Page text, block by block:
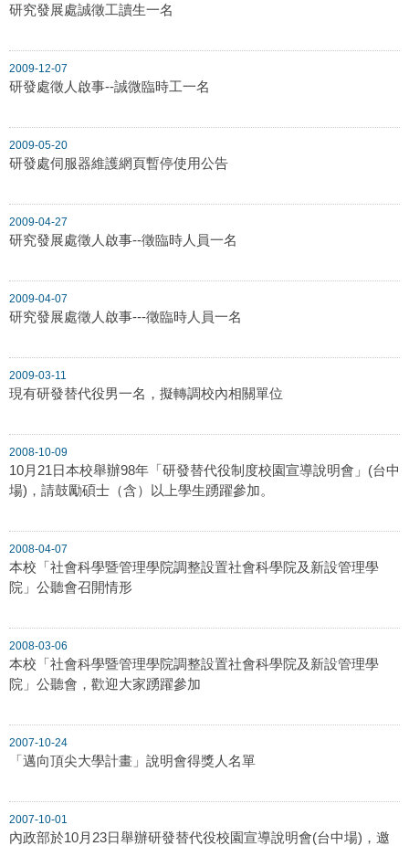
研究發展處誠徵工讀生一名
2009-12-07
研發處徵人啟事--誠微臨時工一名
2009-05-20
研發處伺服器維護網頁暫停使用公告
2009-04-27
研究發展處徵人啟事--徵臨時人員一名
2009-04-07
研究發展處徵人啟事---徵臨時人員一名
2009-03-11
現有研發替代役男一名，擬轉調校內相關單位
2008-10-09
10月21日本校舉辦98年「研發替代役制度校園宣導說明會」(台中
場)，請鼓勵碩士（含）以上學生踴躍參加。
2008-04-07
本校「社會科學暨管理學院調整設置社會科學院及新設管理學
院」公聽會召開情形
2008-03-06
本校「社會科學暨管理學院調整設置社會科學院及新設管理學
院」公聽會，歡迎大家踴躍參加
2007-10-24
「邁向頂尖大學計畫」說明會得獎人名單
2007-10-01
內政部於10月23日舉辦研發替代役校園宣導說明會(台中場)，邀